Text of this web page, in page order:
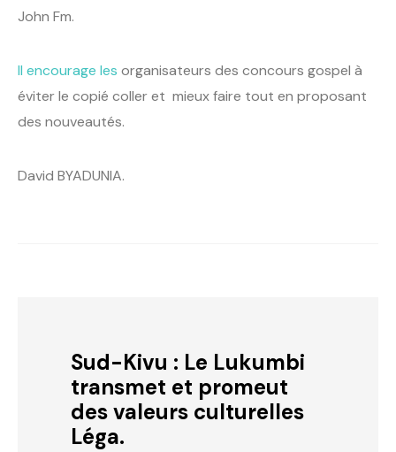
John Fm.
Il encourage les organisateurs des concours gospel à
éviter le copié coller et mieux faire tout en proposant
des nouveautés.
David BYADUNIA.
Sud-Kivu : Le Lukumbi
transmet et promeut
des valeurs culturelles
Léga.